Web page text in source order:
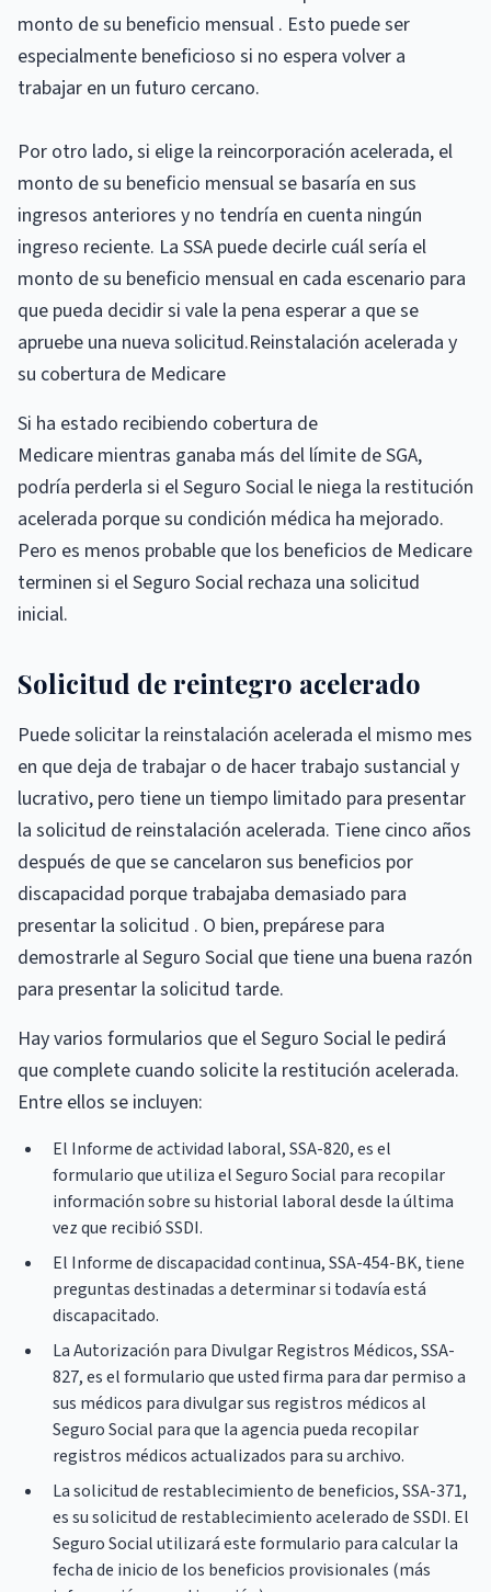
monto de su beneficio mensual . Esto puede ser
especialmente beneficioso si no espera volver a
trabajar en un futuro cercano.
Por otro lado, si elige la reincorporación acelerada, el
monto de su beneficio mensual se basaría en sus
ingresos anteriores y no tendría en cuenta ningún
ingreso reciente. La SSA puede decirle cuál sería el
monto de su beneficio mensual en cada escenario para
que pueda decidir si vale la pena esperar a que se
apruebe una nueva solicitud.Reinstalación acelerada y
su cobertura de Medicare
Si ha estado recibiendo cobertura de
Medicare mientras ganaba más del límite de SGA,
podría perderla si el Seguro Social le niega la restitución
acelerada porque su condición médica ha mejorado.
Pero es menos probable que los beneficios de Medicare
terminen si el Seguro Social rechaza una solicitud
inicial.
Solicitud de reintegro acelerado
Puede solicitar la reinstalación acelerada el mismo mes
en que deja de trabajar o de hacer trabajo sustancial y
lucrativo, pero tiene un tiempo limitado para presentar
la solicitud de reinstalación acelerada. Tiene cinco años
después de que se cancelaron sus beneficios por
discapacidad porque trabajaba demasiado para
presentar la solicitud . O bien, prepárese para
demostrarle al Seguro Social que tiene una buena razón
para presentar la solicitud tarde.
Hay varios formularios que el Seguro Social le pedirá
que complete cuando solicite la restitución acelerada.
Entre ellos se incluyen:
El Informe de actividad laboral, SSA-820, es el
formulario que utiliza el Seguro Social para recopilar
información sobre su historial laboral desde la última
vez que recibió SSDI.
El Informe de discapacidad continua, SSA-454-BK, tiene
preguntas destinadas a determinar si todavía está
discapacitado.
La Autorización para Divulgar Registros Médicos, SSA-
827, es el formulario que usted firma para dar permiso a
sus médicos para divulgar sus registros médicos al
Seguro Social para que la agencia pueda recopilar
registros médicos actualizados para su archivo.
La solicitud de restablecimiento de beneficios, SSA-371,
es su solicitud de restablecimiento acelerado de SSDI. El
Seguro Social utilizará este formulario para calcular la
fecha de inicio de los beneficios provisionales (más